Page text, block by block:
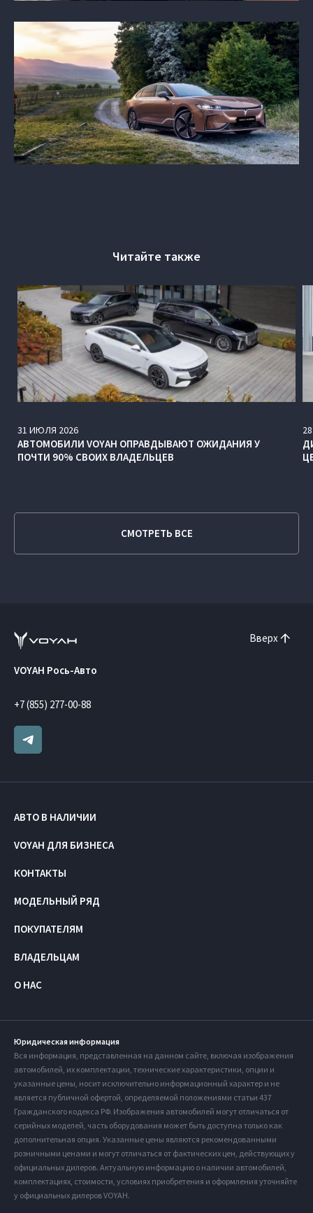
Читайте также
31 ИЮЛЯ 2026
АВТОМОБИЛИ VOYAH ОПРАВДЫВАЮТ ОЖИДАНИЯ У
ПОЧТИ 90% СВОИХ ВЛАДЕЛЬЦЕВ
28
СМОТРЕТЬ ВСЕ
Вверх
VOYAH Рось-Авто
+7 (855) 277-00-88
АВТО В НАЛИЧИИ
VOYAH ДЛЯ БИЗНЕСА
КОНТАКТЫ
МОДЕЛЬНЫЙ РЯД
ПОКУПАТЕЛЯМ
ВЛАДЕЛЬЦАМ
О НАС
Юридическая информация
Вся информация, представленная на данном сайте, включая изображения
автомобилей, их комплектации, технические характеристики, опции и
указанные цены, носит исключительно информационный характер и не
является публичной офертой, определяемой положениями статьи 437
Гражданского кодекса РФ. Изображения автомобилей могут отличаться от
серийных моделей, часть оборудования может быть доступна только как
дополнительная опция. Указанные цены являются рекомендованными
розничными ценами и могут отличаться от фактических цен, действующих у
официальных дилеров. Актуальную информацию о наличии автомобилей,
комплектациях, стоимости, условиях приобретения и оформления уточняйте
у официальных дилеров VOYAH.